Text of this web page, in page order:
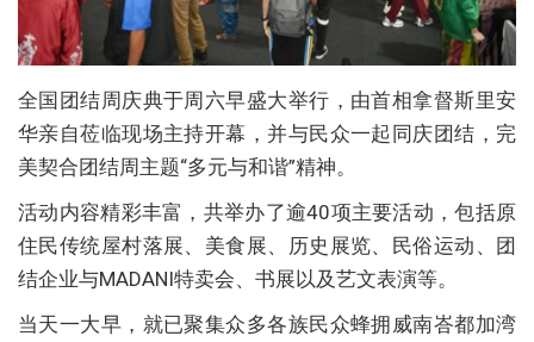
全国团结周庆典于周六早盛大举行，由首相拿督斯里安
华亲自莅临现场主持开幕，并与民众一起同庆团结，完
美契合团结周主题“多元与和谐”精神。
活动内容精彩丰富，共举办了逾40项主要活动，包括原
住民传统屋村落展、美食展、历史展览、民俗运动、团
结企业与MADANI特卖会、书展以及艺文表演等。
当天一大早，就已聚集众多各族民众蜂拥威南峇都加湾